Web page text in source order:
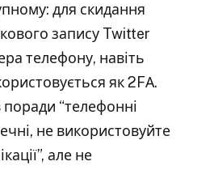
для скидання
запису Twitter
телефону, навіть
як 2FА.
“телефонні
не використовуйте
але не